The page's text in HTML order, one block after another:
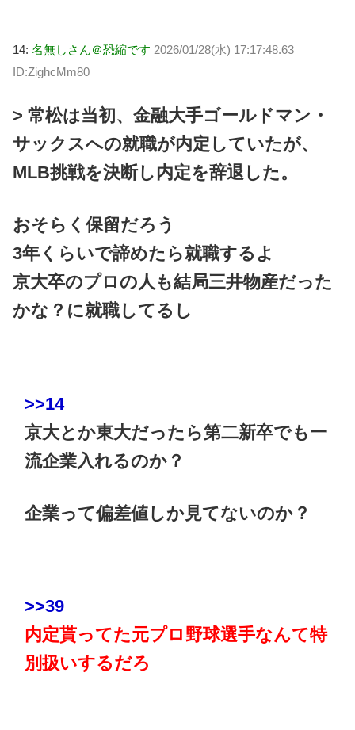
14: 名無しさん＠恐縮です 2026/01/28(水) 17:17:48.63
ID:ZighcMm80
> 常松は当初、金融大手ゴールドマン・
サックスへの就職が内定していたが、
MLB挑戦を決断し内定を辞退した。
おそらく保留だろう
3年くらいで諦めたら就職するよ
京大卒のプロの人も結局三井物産だった
かな？に就職してるし
>>14
京大とか東大だったら第二新卒でも一
流企業入れるのか？
企業って偏差値しか見てないのか？
>>39
内定貰ってた元プロ野球選手なんて特
別扱いするだろ